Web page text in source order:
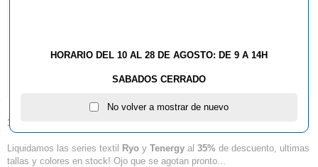
18.04.2018
Liquidamos las series textil Ryo y Tenergy al 35% de descuento, ultimas
tallas y colores en stock! Ojo que se agotan pronto...
HORARIO DEL 10 AL 28 DE AGOSTO: DE 9 A 14H
SABADOS CERRADO
No volver a mostrar de nuevo